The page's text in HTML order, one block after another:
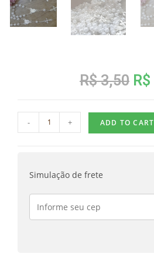
R$3,50 R$
- + ADD TO CART
Simulação de frete